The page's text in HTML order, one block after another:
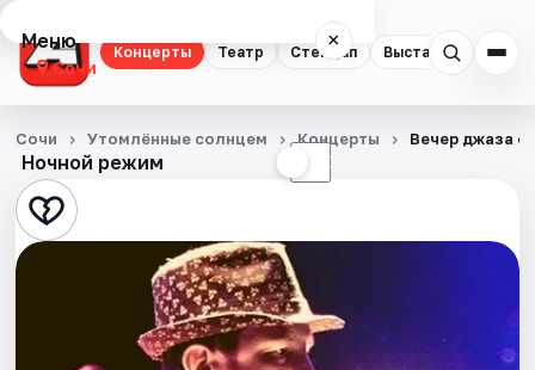
Концерты Театр Стендап Выставки
Меню ×
Сочи
Концерты
Театр
Стендап
Ночной режим ☾
Сочи Утомлённые солнцем Концерты Вечер джаза